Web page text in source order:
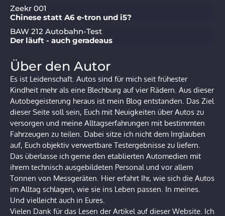
Zeekr 001
Chinese statt A6 e-tron und i5?
BAW 212 Autobahn-Test
Der läuft - auch geradeaus
Über den Autor
Es ist Leidenschaft. Autos sind für mich seit frühester
Kindheit mehr als eine Blechburg auf vier Rädern. Aus dieser
Autobegeisterung heraus ist mein Blog entstanden. Das Ziel
dieser Seite soll sein, Euch mit Neuigkeiten über Autos zu
versorgen und meine Alltagserfahrungen mit bestimmten
Fahrzeugen zu teilen. Dabei sitze ich nicht dem Irrglauben
auf, Euch objektiv verwertbare Testergebnisse zu liefern.
Das überlasse ich gerne den etablierten Automedien mit
ihrem technisch ausgebildeten Personal und vor allem
Tonnen von Messgeräten. Hier erfahrt Ihr, wie sich die Autos
im Alltag schlagen, wie sie ins Leben passen. In meines.
Und vielleicht auch in Eures.
Vielen Dank für das Lesen der Artikel auf dieser Website. Ich